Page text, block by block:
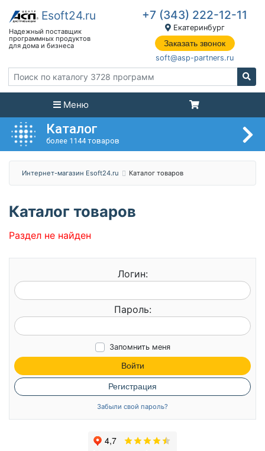
+7 (343) 222-12-11
Екатеринбург
Заказать звонок
soft@asp-partners.ru
Меню
Каталог
более 1144 товаров
Интернет-магазин Esoft24.ru Каталог товаров
Каталог товаров
Раздел не найден
Логин:
Пароль:
Запомнить меня
Войти
Регистрация
Забыли свой пароль?